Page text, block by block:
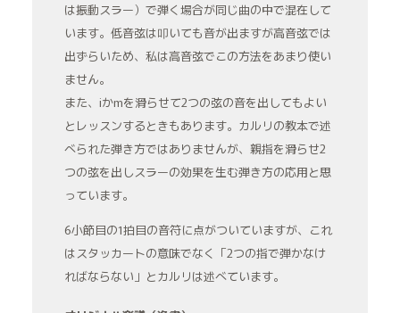
は振動スラー）で弾く場合が同じ曲の中で混在して
います。低音弦は叩いても音が出ますが高音弦では
出ずらいため、私は高音弦でこの方法をあまり使い
ません。
また、iかmを滑らせて2つの弦の音を出してもよい
とレッスンするときもあります。カルリの教本で述
べられた弾き方ではありませんが、親指を滑らせ2
つの弦を出しスラーの効果を生む弾き方の応用と思
っています。
6小節目の1拍目の音符に点がついていますが、これ
はスタッカートの意味でなく「2つの指で弾かなけ
ればならない」とカルリは述べています。